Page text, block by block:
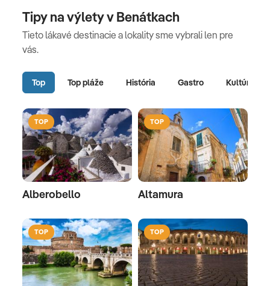
Tipy na výlety v Benátkach
Tieto lákavé destinacie a lokality sme vybrali len pre
vás.
Top Top pláže História Gastro Kultúra
TOP
Alberobello
TOP
Altamura
TOP TOP